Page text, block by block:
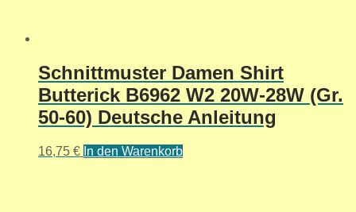
Schnittmuster Damen Shirt
Butterick B6962 W2 20W-28W (Gr.
50-60) Deutsche Anleitung
16,75 € In den Warenkorb